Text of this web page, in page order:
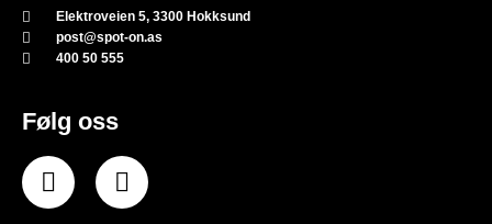
Elektroveien 5, 3300 Hokksund
post@spot-on.as
400 50 555
Følg oss